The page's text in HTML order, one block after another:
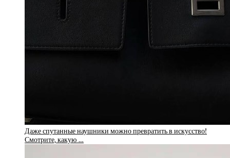
Даже спутанные наушники можно превратить в искусство!
Смотрите, какую …